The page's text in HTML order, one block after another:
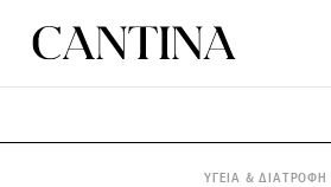
ΥΓΕΙΑ & ΔΙΑΤΡΟΦΗ